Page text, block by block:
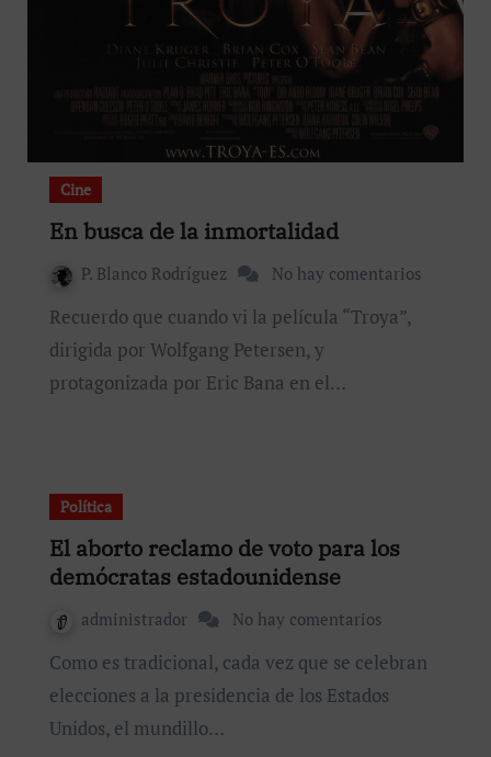
Cine
En busca de la inmortalidad
P. Blanco Rodríguez No hay comentarios
Recuerdo que cuando vi la película “Troya”,
dirigida por Wolfgang Petersen, y
protagonizada por Eric Bana en el…
Política
El aborto reclamo de voto para los
demócratas estadounidense
administrador No hay comentarios
Como es tradicional, cada vez que se celebran
elecciones a la presidencia de los Estados
Unidos, el mundillo…